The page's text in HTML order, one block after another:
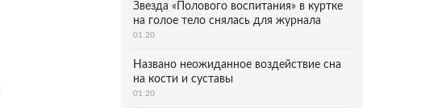
Звезда «Полового воспитания» в куртке
на голое тело снялась для журнала
01:20
Названо неожиданное воздействие сна
на кости и суставы
01:20